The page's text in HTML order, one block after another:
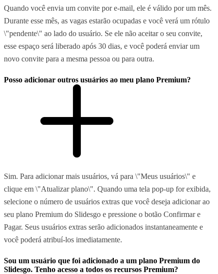
Quando você envia um convite por e-mail, ele é válido por um mês.
Durante esse mês, as vagas estarão ocupadas e você verá um rótulo
\"pendente\" ao lado do usuário. Se ele não aceitar o seu convite,
esse espaço será liberado após 30 dias, e você poderá enviar um
novo convite para a mesma pessoa ou para outra.
Posso adicionar outros usuários ao meu plano Premium?
Sim. Para adicionar mais usuários, vá para \"Meus usuários\" e
clique em \"Atualizar plano\". Quando uma tela pop-up for exibida,
selecione o número de usuários extras que você deseja adicionar ao
seu plano Premium do Slidesgo e pressione o botão Confirmar e
Pagar. Seus usuários extras serão adicionados instantaneamente e
você poderá atribuí-los imediatamente.
Sou um usuário que foi adicionado a um plano Premium do
Slidesgo. Tenho acesso a todos os recursos Premium?